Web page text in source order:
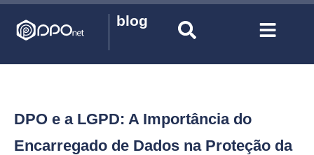
blog
DPO e a LGPD: A Importância do
Encarregado de Dados na Proteção da